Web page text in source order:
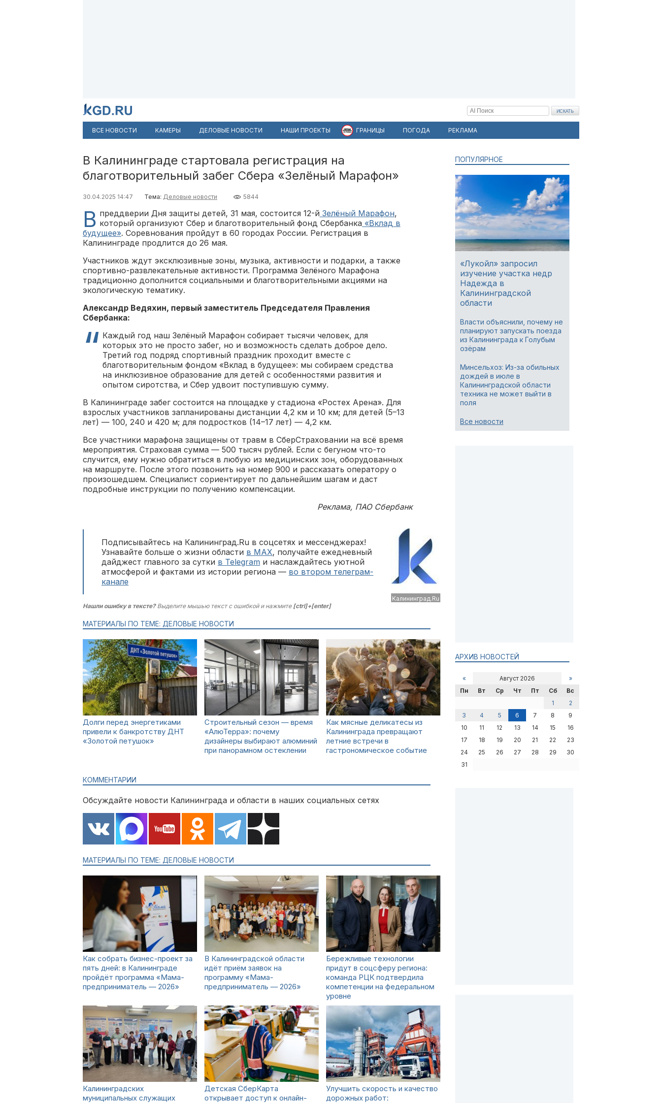
ВСЕ НОВОСТИ КАМЕРЫ ДЕЛОВЫЕ НОВОСТИ НАШИ ПРОЕКТЫ ГРАНИЦЫ ПОГОДА РЕКЛАМА
В Калининграде стартовала регистрация на
благотворительный забег Сбера «Зелёный Марафон»
30.04.2025 14:47 Тема: Деловые новости 5844
В преддверии Дня защиты детей, 31 мая, состоится 12-й Зелёный Марафон,
который организуют Сбер и благотворительный фонд Сбербанка «Вклад в
будущее». Соревнования пройдут в 60 городах России. Регистрация в
Калининграде продлится до 26 мая.
Участников ждут эксклюзивные зоны, музыка, активности и подарки, а также
спортивно-развлекательные активности. Программа Зелёного Марафона
традиционно дополнится социальными и благотворительными акциями на
экологическую тематику.
Александр Ведяхин, первый заместитель Председателя Правления
Сбербанка:
Каждый год наш Зелёный Марафон собирает тысячи человек, для
которых это не просто забег, но и возможность сделать доброе дело.
Третий год подряд спортивный праздник проходит вместе с
благотворительным фондом «Вклад в будущее»: мы собираем средства
на инклюзивное образование для детей с особенностями развития и
опытом сиротства, и Сбер удвоит поступившую сумму.
В Калининграде забег состоится на площадке у стадиона «Ростех Арена». Для
взрослых участников запланированы дистанции 4,2 км и 10 км; для детей (5–13
лет) — 100, 240 и 420 м; для подростков (14–17 лет) — 4,2 км.
Все участники марафона защищены от травм в СберСтраховании на всё время
мероприятия. Страховая сумма — 500 тысяч рублей. Если с бегуном что-то
случится, ему нужно обратиться в любую из медицинских зон, оборудованных
на маршруте. После этого позвонить на номер 900 и рассказать оператору о
произошедшем. Специалист сориентирует по дальнейшим шагам и даст
подробные инструкции по получению компенсации.
Реклама, ПАО Сбербанк
Kaлининград.Ru
Подписывайтесь на Калининград.Ru в соцсетях и мессенджерах!
Узнавайте больше о жизни области в MAX, получайте ежедневный
дайджест главного за сутки в Telegram и наслаждайтесь уютной
атмосферой и фактами из истории региона — во втором телеграм-
канале
Нашли ошибку в тексте?Выделите мышью текст с ошибкой и нажмите [ctrl]+[enter]
МАТЕРИАЛЫ ПО ТЕМЕ: ДЕЛОВЫЕ НОВОСТИ
Долги перед энергетиками
привели к банкротству ДНТ
«Золотой петушок»
Строительный сезон — время
«АлюТерра»: почему
дизайнеры выбирают алюминий
при панорамном остеклении
Как мясные деликатесы из
Калининграда превращают
летние встречи в
гастрономическое событие
КОММЕНТАРИИ
Обсуждайте новости Калининграда и области в наших социальных сетях
МАТЕРИАЛЫ ПО ТЕМЕ: ДЕЛОВЫЕ НОВОСТИ
Как собрать бизнес-проект за
пять дней: в Калининграде
пройдёт программа «Мама-
предприниматель — 2026»
В Калининградской области
идёт приём заявок на
программу «Мама-
предприниматель — 2026»
Бережливые технологии
придут в соцсферу региона:
команда РЦК подтвердила
компетенции на федеральном
уровне
Калининградских
муниципальных служащих
Детская СберКарта
открывает доступ к онлайн-
Улучшить скорость и качество
дорожных работ:
ПОПУЛЯРНОЕ
«Лукойл» запросил
изучение участка недр
Надежда в
Калининградской
области
Власти объяснили, почему не
планируют запускать поезда
из Калининграда к Голубым
озёрам
Минсельхоз: Из-за обильных
дождей в июле в
Калининградской области
техника не может выйти в
поля
Все новости
АРХИВ НОВОСТЕЙ
« Август 2026
»
Пн
Вт Ср Чт Пт Сб
Вс
1
2
3
4 5 6 7 8
9
10
11 12 13 14 15
16
17
18 19 20 21 22
23
24
25 26 27 28 29
30
31